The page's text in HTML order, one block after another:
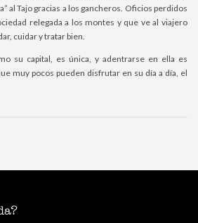
al Tajo gracias a los gancheros. Oficios perdidos
relegada a los montes y que ve al viajero
cuidar y tratar bien.
su capital, es única, y adentrarse en ella es
muy pocos pueden disfrutar en su día a día, el